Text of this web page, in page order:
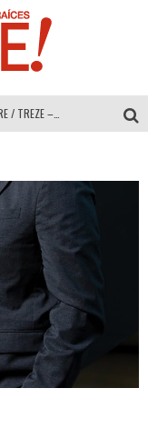
MULTIOFICINAS / AMOBLARE / TREZE – Especial Interiorismo & Decoración 2026
COLINEAL – Especial Interiorismo & Decoración 2026
ADRIANA HOYOS DESIGN STUDIO – Especial Interiorismo & Decoración 2026